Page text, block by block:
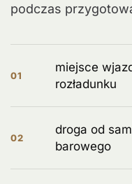
podczas
01
miejsce
rozładunku
02
droga od
barowego